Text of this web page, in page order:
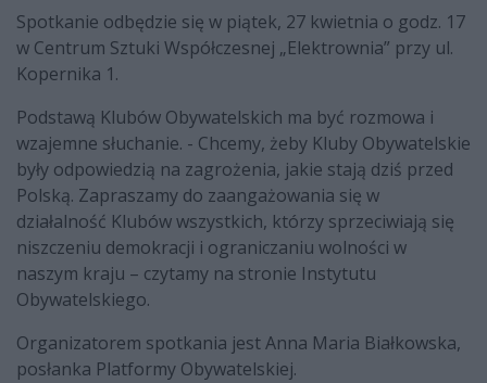
Spotkanie odbędzie się w piątek, 27 kwietnia o godz. 17
w Centrum Sztuki Współczesnej „Elektrownia” przy ul.
Kopernika 1.
Podstawą Klubów Obywatelskich ma być rozmowa i
wzajemne słuchanie. - Chcemy, żeby Kluby Obywatelskie
były odpowiedzią na zagrożenia, jakie stają dziś przed
Polską. Zapraszamy do zaangażowania się w
działalność Klubów wszystkich, którzy sprzeciwiają się
niszczeniu demokracji i ograniczaniu wolności w
naszym kraju – czytamy na stronie Instytutu
Obywatelskiego.
Organizatorem spotkania jest Anna Maria Białkowska,
posłanka Platformy Obywatelskiej.